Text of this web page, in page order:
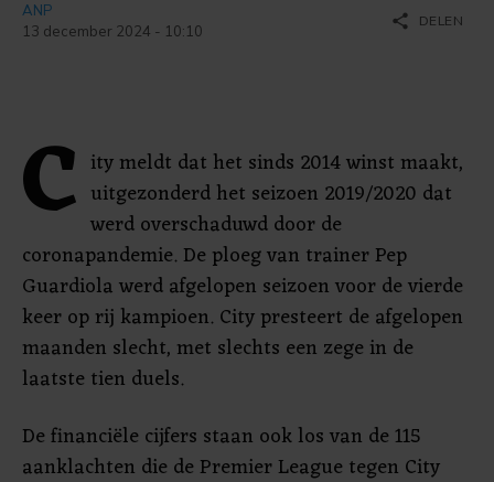
ANP
13 december 2024 - 10:10
share DELEN
C ity meldt dat het sinds 2014 winst maakt,
uitgezonderd het seizoen 2019/2020 dat
werd overschaduwd door de
coronapandemie. De ploeg van trainer Pep
Guardiola werd afgelopen seizoen voor de vierde
keer op rij kampioen. City presteert de afgelopen
maanden slecht, met slechts een zege in de
laatste tien duels.
De financiële cijfers staan ook los van de 115
aanklachten die de Premier League tegen City